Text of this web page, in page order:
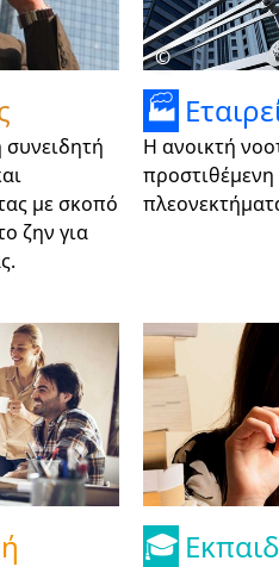
Νέα
Greifswald
συνειδητή
με σκοπό
ζην για
©
🏭
Η ανοικτή
προστιθέμενη
🎓